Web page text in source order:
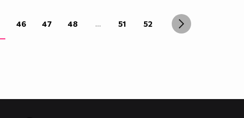
46 47 48 ... 51 52